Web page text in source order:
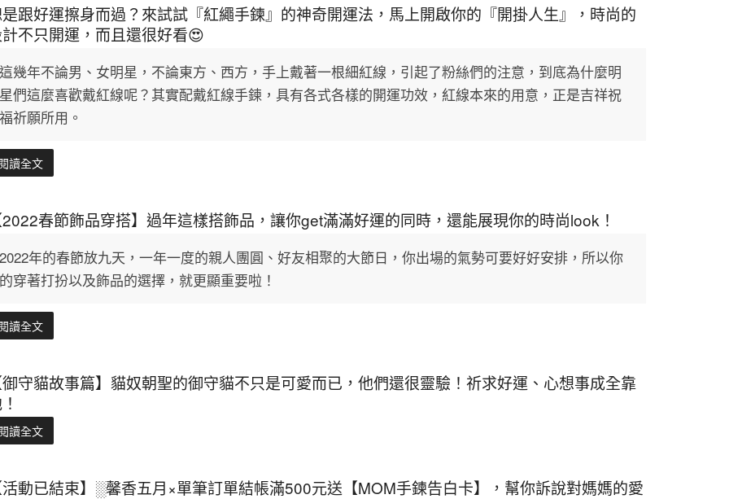
跟好運擦身而過？來試試『紅繩手鍊』的神奇開運法，馬上開啟你的『開掛人生』，時尚的
不只開運，而且還很好看😍
這幾年不論男、女明星，不論東方、西方，手上戴著一根細紅線，引起了粉絲們的注意，到底為什麼明
星們這麼喜歡戴紅線呢？其實配戴紅線手鍊，具有各式各樣的開運功效，紅線本來的用意，正是吉祥祝
福祈願所用。
讀全文
春節飾品穿搭】過年這樣搭飾品，讓你get滿滿好運的同時，還能展現你的時尚look！
2022年的春節放九天，一年一度的親人團圓、好友相聚的大節日，你出場的氣勢可要好好安排，所以你
的穿著打扮以及飾品的選擇，就更顯重要啦！
讀全文
守貓故事篇】貓奴朝聖的御守貓不只是可愛而已，他們還很靈驗！祈求好運、心想事成全靠
讀全文
動已結束】░馨香五月×單筆訂單結帳滿500元送【MOM手鍊告白卡】，幫你訴說對媽媽的愛